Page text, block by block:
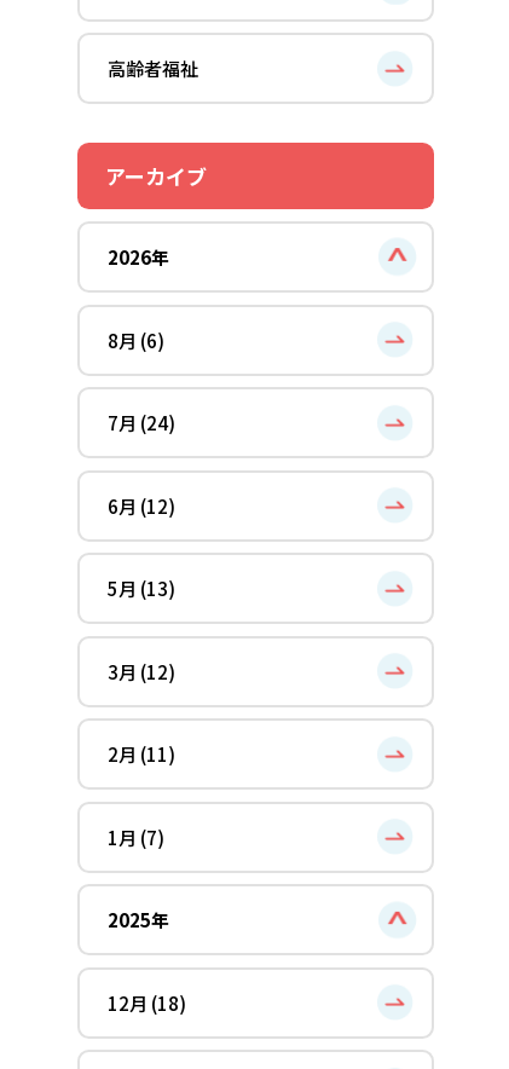
高齢者福祉
アーカイブ
2026年
8月 (6)
7月 (24)
6月 (12)
5月 (13)
3月 (12)
2月 (11)
1月 (7)
2025年
12月 (18)